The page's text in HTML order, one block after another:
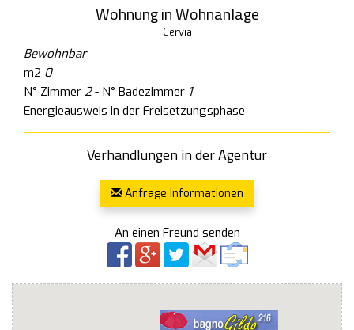
Wohnung in Wohnanlage
Cervia
Bewohnbar
m2 0
N° Zimmer 2- N° Badezimmer 1
Energieausweis in der Freisetzungsphase
Verhandlungen in der Agentur
Anfrage Informationen
An einen Freund senden